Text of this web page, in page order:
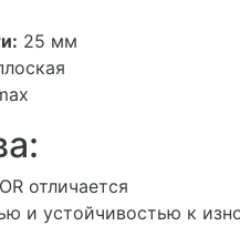
25 мм
отличается
и устойчивостью к